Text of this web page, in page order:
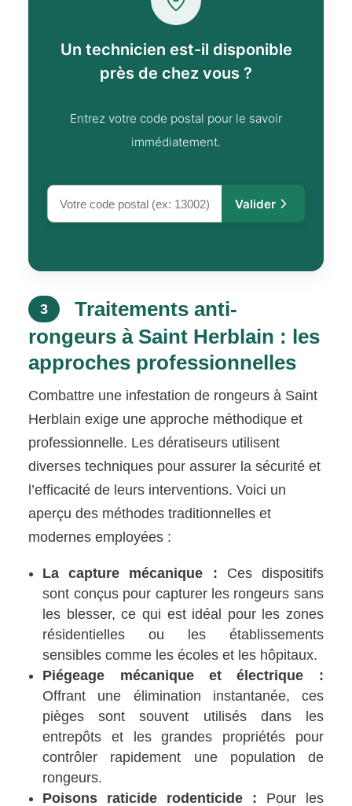
Un technicien est-il disponible
près de chez vous ?
Entrez votre code postal pour le savoir
immédiatement.
Valider
3
Traitements anti-
rongeurs à Saint Herblain : les
approches professionnelles
Combattre une infestation de rongeurs à Saint
Herblain exige une approche méthodique et
professionnelle. Les dératiseurs utilisent
diverses techniques pour assurer la sécurité et
l’efficacité de leurs interventions. Voici un
aperçu des méthodes traditionnelles et
modernes employées :
La capture mécanique : Ces dispositifs
sont conçus pour capturer les rongeurs sans
les blesser, ce qui est idéal pour les zones
résidentielles ou les établissements
sensibles comme les écoles et les hôpitaux.
Piégeage mécanique et électrique :
Offrant une élimination instantanée, ces
pièges sont souvent utilisés dans les
entrepôts et les grandes propriétés pour
contrôler rapidement une population de
rongeurs.
Poisons raticide rodenticide : Pour les